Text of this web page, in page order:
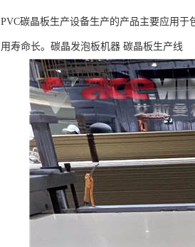
PVC碳晶板生产设备生产的产品主要应用
用寿命长。碳晶发泡板机器 碳晶板生产线